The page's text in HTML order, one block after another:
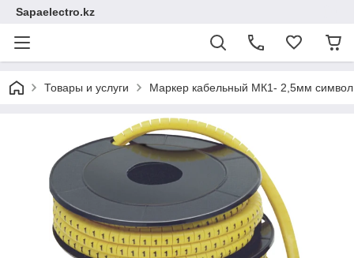
Sapaelectro.kz
Товары и услуги Маркер кабельный МК1- 2,5мм